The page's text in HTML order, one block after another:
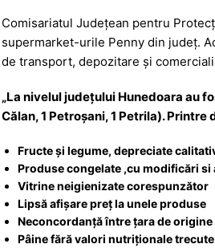
c
e
b
o
k
at
s
A
p
p
s
s
e
n
er
itt
er
e
gr
a
m
s
s
a
g
e
Comisariatul Județean pentru
supermarket-urile Penny din județ.
de transport, depozitare și
„La nivelul județului Hunedoara au
Călan, 1 Petroșani, 1 Petrila).
Fructe și legume, depreciate
Produse congelate ,cu modificări si
Vitrine neigienizate corespunzător
Lipsă afișare preț la unele produse
Neconcordanță între țara de
Pâine fără valori nutriționale